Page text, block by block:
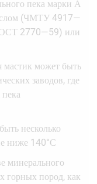
пека марки А
(ЧМТУ 4917—
2770—59) или
мастик может быть
заводов, где
несколько
ниже 140°С
минерального
горных пород, как